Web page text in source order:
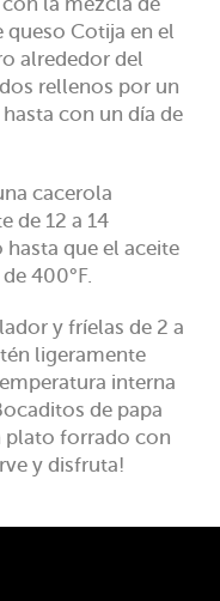
queso Cotija en el
alrededor del
rellenos por un
con un día de
cacerola
de 12 a 14
que el aceite
400°F.
y fríelas de 2 a
ligeramente
interna
de papa
plato forrado con
y disfruta!